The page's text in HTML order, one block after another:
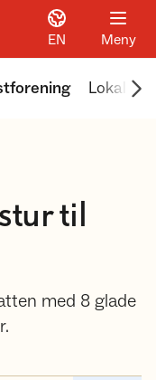
EN Meny
Lokale
til
med 8 glade